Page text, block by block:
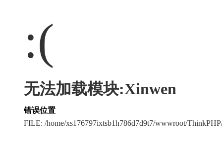
:(
无法加载模块:Xinwen
错误位置
FILE: /home/xs176797ixtsb1h786d7d9t7/wwwroot/